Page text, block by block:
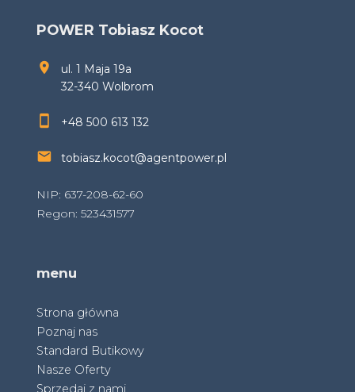
POWER Tobiasz Kocot
ul. 1 Maja 19a
32-340 Wolbrom
+48 500 613 132
tobiasz.kocot@agentpower.pl
NIP: 637-208-62-60
Regon: 523431577
menu
Strona główna
Poznaj nas
Standard Butikowy
Nasze Oferty
Sprzedaj z nami